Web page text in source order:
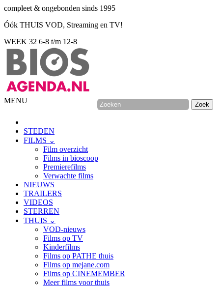
compleet & ongebonden sinds 1995
Óók THUIS VOD, Streaming en TV!
WEEK 32 6-8 t/m 12-8
MENU
STEDEN
FILMS ⌄
Film overzicht
Films in bioscoop
Premierefilms
Verwachte films
NIEUWS
TRAILERS
VIDEOS
STERREN
THUIS ⌄
VOD-nieuws
Films op TV
Kinderfilms
Films op PATHE thuis
Films op mejane.com
Films op CINEMEMBER
Meer films voor thuis